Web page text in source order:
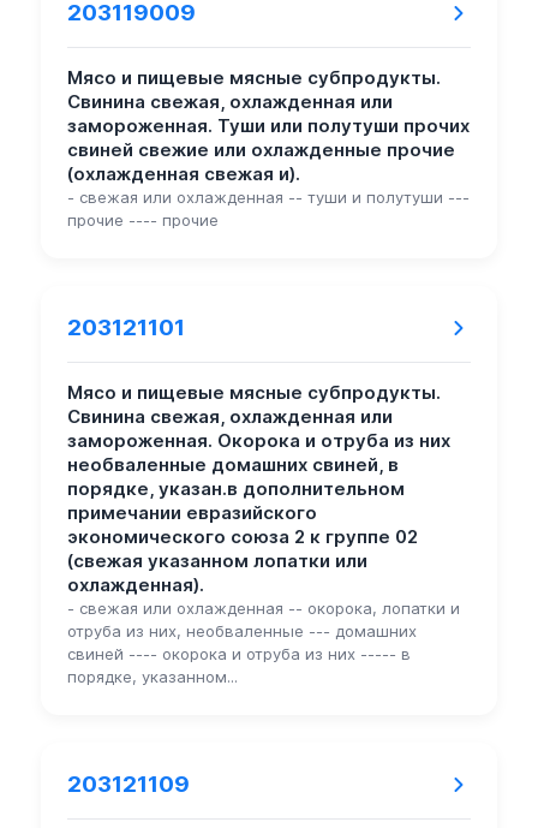
203119009
Мясо и пищевые мясные субпродукты.
Свинина свежая, охлажденная или
замороженная. Туши или полутуши прочих
свиней свежие или охлажденные прочие
(охлажденная свежая и).
- свежая или охлажденная -- туши и полутуши ---
прочие ---- прочие
203121101
Мясо и пищевые мясные субпродукты.
Свинина свежая, охлажденная или
замороженная. Окорока и отруба из них
необваленные домашних свиней, в
порядке, указан.в дополнительном
примечании евразийского
экономического союза 2 к группе 02
(свежая указанном лопатки или
охлажденная).
- свежая или охлажденная -- окорока, лопатки и
отруба из них, необваленные --- домашних
свиней ---- окорока и отруба из них ----- в
порядке, указанном...
203121109